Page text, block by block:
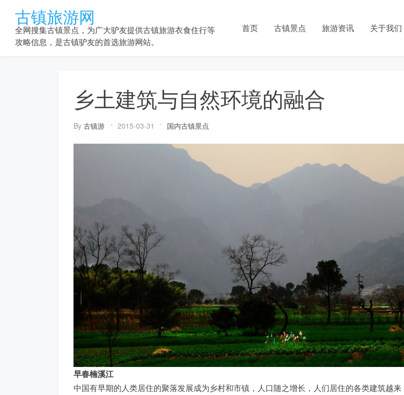
content
古镇旅游网
全网搜集古镇景点，为广大驴友提供古镇旅游衣食住行等
攻略信息，是古镇驴友的首选旅游网站。
首页 古镇景点 旅游资讯 关于我们
乡土建筑与自然环境的融合
By 古镇游 2015-03-31 国内古镇景点
早春楠溪江
中国有早期的人类居住的聚落发展成为乡村和市镇，人口随之增长，人们居住的各类建筑越来